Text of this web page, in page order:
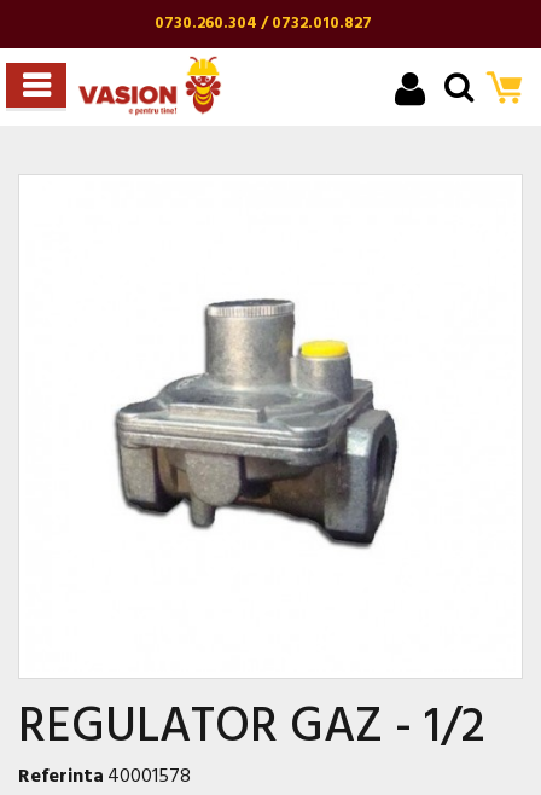
0730.260.304 / 0732.010.827
REGULATOR GAZ - 1/2
Referinta40001578